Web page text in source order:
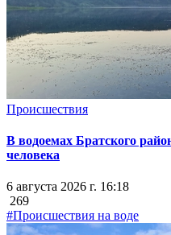
Происшествия
В водоемах Братского
человека
6 августа 2026 г. 16:18
269
#Происшествия на воде